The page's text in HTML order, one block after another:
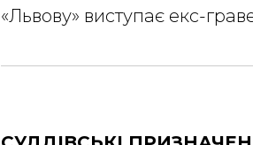
«Львову» виступає екс-